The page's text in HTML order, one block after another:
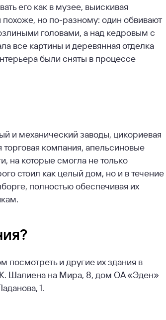
его как в музее, выискивая
но по-разному: один обвивают
головами, а над кедровым с
все картины и деревянная отделка
были сняты в процессе
и механический заводы, цикориевая
компания, апельсиновые
на которые смогла не только
стоил как целый дом, но и в течение
полностью обеспечивая их
посмотреть и другие их здания в
К. Шалиена на Мира, 8, дом ОА «Эден»
1.